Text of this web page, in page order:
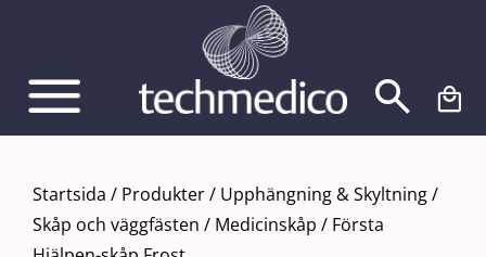
innehållet
Startsida / Produkter/ Upphängning & Skyltning/
Skåp och väggfästen / Medicinskåp / Första